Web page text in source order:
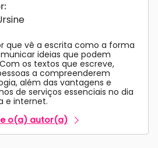
que vê a escrita como a forma
ideias que podem
os textos que escreve,
a compreenderem
além das vantagens e
de serviços essenciais no dia
e internet.
o(a) autor(a)